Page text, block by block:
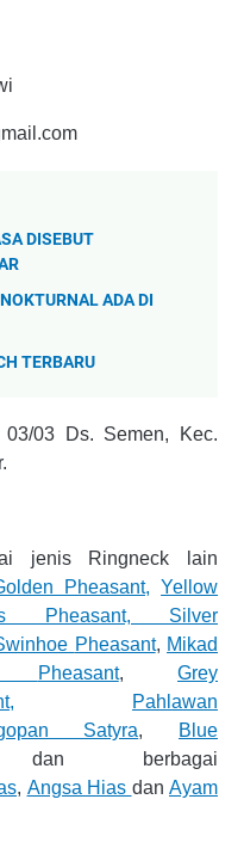
DISEBUT
ADA DI
TERBARU
03 Ds. Semen, Kec.
jenis Ringneck lain
Pheasant, Yellow
Pheasant, Silver
Pheasant, Mikad
Pheasant, Grey
Pahlawan
Satyra,
Blue
berbagai
, Angsa Hias dan Ayam